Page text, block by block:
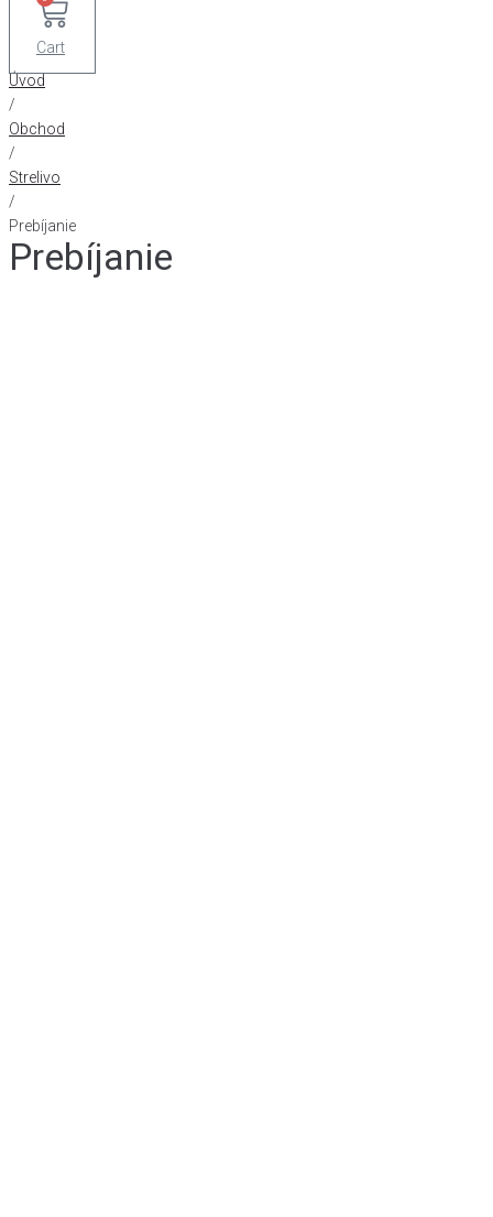
Cart
Úvod
/
Obchod
/
Strelivo
/
Prebíjanie
Prebíjanie